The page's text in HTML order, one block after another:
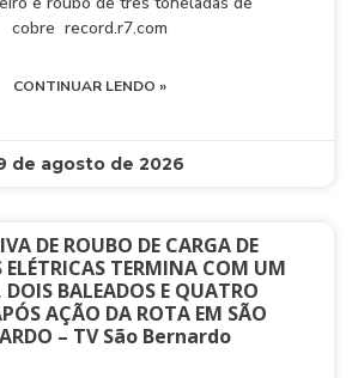
cobre record.r7.com
CONTINUAR LENDO »
de agosto de 2026
DE ROUBO DE CARGA DE
ELÉTRICAS TERMINA COM UM
BALEADOS E QUATRO
AÇÃO DA ROTA EM SÃO
– TV São Bernardo